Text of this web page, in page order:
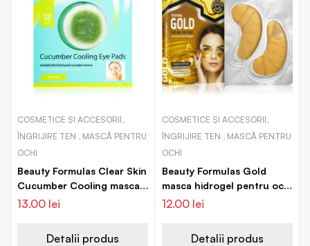
COSMETICE ȘI ACCESORII,
ÎNGRIJIRE TEN , MASCĂ PENTRU
OCHI
Beauty Formulas Clear Skin
Cucumber Cooling masca
pentru regenerare pentru
13.00 lei
Detalii produs
COSMETICE ȘI ACCESORII,
ÎNGRIJIRE TEN , MASCĂ PENTRU
OCHI
Beauty Formulas Gold
masca hidrogel pentru ochi
cu colagen
12.00 lei
Detalii produs